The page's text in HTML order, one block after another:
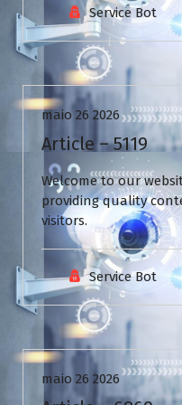
Service Bot
Uncategorized
maio 26 2026
Article – 5119
Welcome to our
providing quality
visitors.
Service Bot
Uncategorized
maio 26 2026